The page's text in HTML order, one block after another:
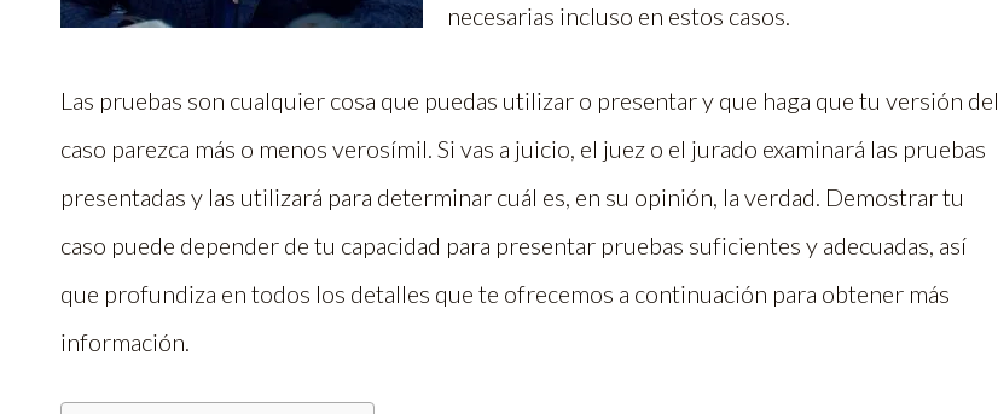
necesarias incluso en estos casos.
Las pruebas son cualquier cosa que puedas utilizar o presentar y que haga que tu versión del
caso parezca más o menos verosímil. Si vas a juicio, el juez o el jurado examinará las pruebas
presentadas y las utilizará para determinar cuál es, en su opinión, la verdad. Demostrar tu
caso puede depender de tu capacidad para presentar pruebas suficientes y adecuadas, así
que profundiza en todos los detalles que te ofrecemos a continuación para obtener más
información.